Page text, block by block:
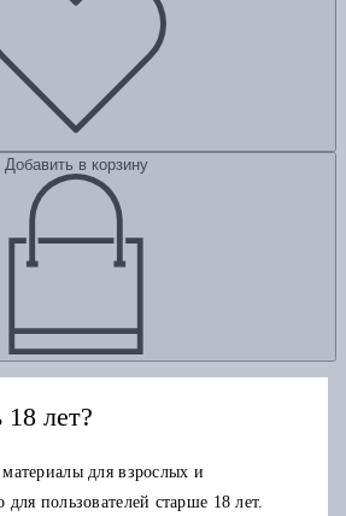
Добавить в корзину
лет?
для взрослых и
для пользователей старше 18 лет.